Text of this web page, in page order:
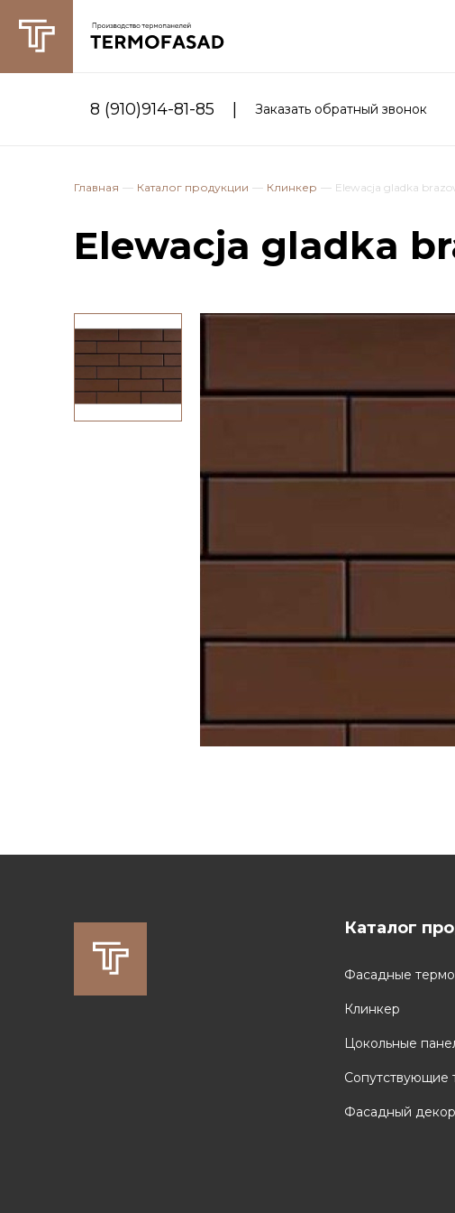
8 (910)914-81-85 | Заказать обратный звонок
Главная Каталог продукции Клинкер Elewacja gladka
Elewacja gladka
Каталог
Фасадные
Клинкер
Цокольные
Сопутствующие
Фасадный декор